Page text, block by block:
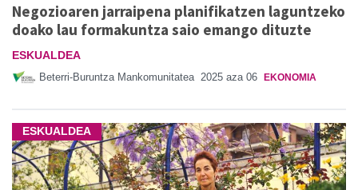
Negozioaren jarraipena planifikatzen laguntzeko
doako lau formakuntza saio emango dituzte
ESKUALDEA
Beterri-Buruntza Mankomunitatea 2025 aza 06 EKONOMIA
ESKUALDEA